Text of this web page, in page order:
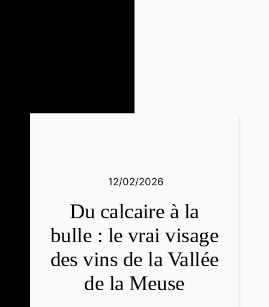
12/02/2026
Du calcaire à la
bulle : le vrai visage
des vins de la Vallée
de la Meuse